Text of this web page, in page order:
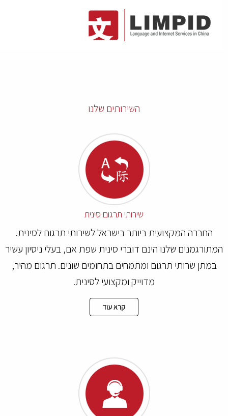
השירותים שלנו
שירותי תרגום סינית
החברה המקצועית ביותר בישראל לשירותי תרגום לסינית.
המתורגמנים שלנו הינם דוברי סינית שפת אם, בעלי ניסיון עשיר
במתן שרותי תרגום ומתמחים בתחומים שונים. תרגום מהיר,
מדוייק ומקצועי לסינית.
קרא עוד